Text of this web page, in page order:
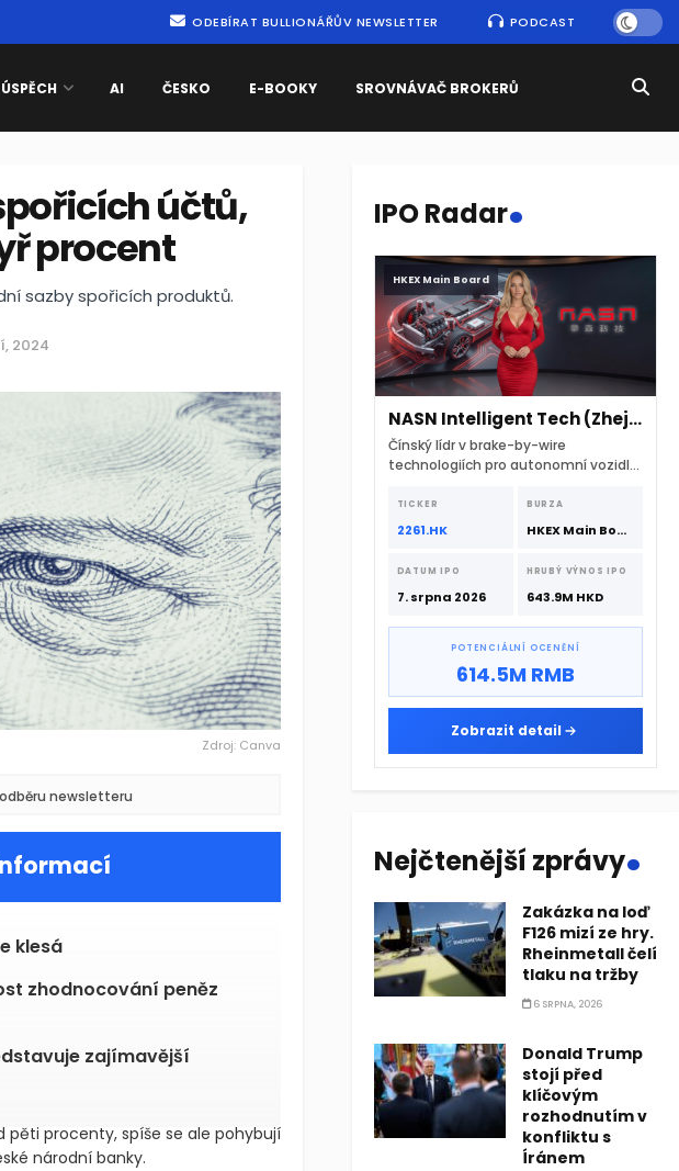
ODEBÍRAT BULLIONÁŘŮV NEWSLETTER PODCAST
ÚSPĚCH AI ČESKO E-BOOKY SROVNÁVAČ BROKERŮ
účtů,
procent
sazby spořicích produktů.
2024
Zdroj: Canva
newsletteru
klesá
zhodnocování peněz
zajímavější
pěti procenty, spíše se ale pohybují
národní banky.
IPO Radar.
HKEX Main Board
NASN Intelligent Tech (Zhejiang)
Čínský lídr v brake-by-wire
technologiích pro autonomní vozidla
srpna 2026 s podporou CATL a
Hillhouse Investment.
TICKER
2261.HK
BURZA
HKEX Main Board
DATUM IPO
7. srpna 2026
HRUBÝ VÝNOS IPO
643.9M HKD
POTENCIÁLNÍ OCENĚNÍ
614.5M RMB
Zobrazit detail
Nejčtenější zprávy.
Zakázka na loď
F126 mizí ze hry.
Rheinmetall čelí
tlaku na tržby
6 SRPNA, 2026
Donald Trump
stojí před
klíčovým
rozhodnutím v
konfliktu s
Íránem